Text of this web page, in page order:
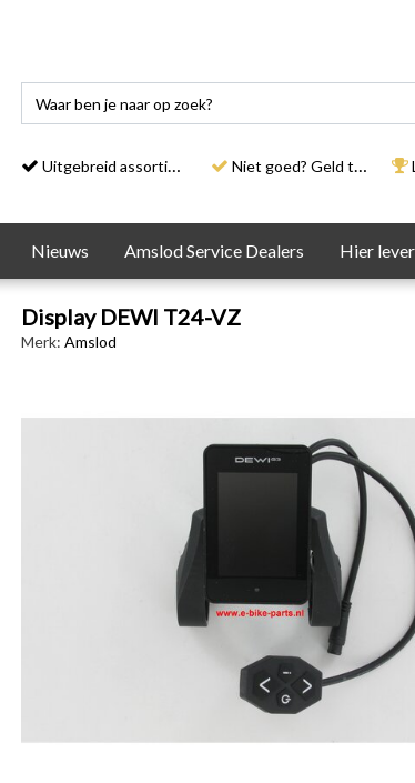
Uitgebreid assortiment Niet goed? Geld terug
Nieuws Amslod Service Dealers Hier
Display DEWI T24-VZ
Merk: Amslod